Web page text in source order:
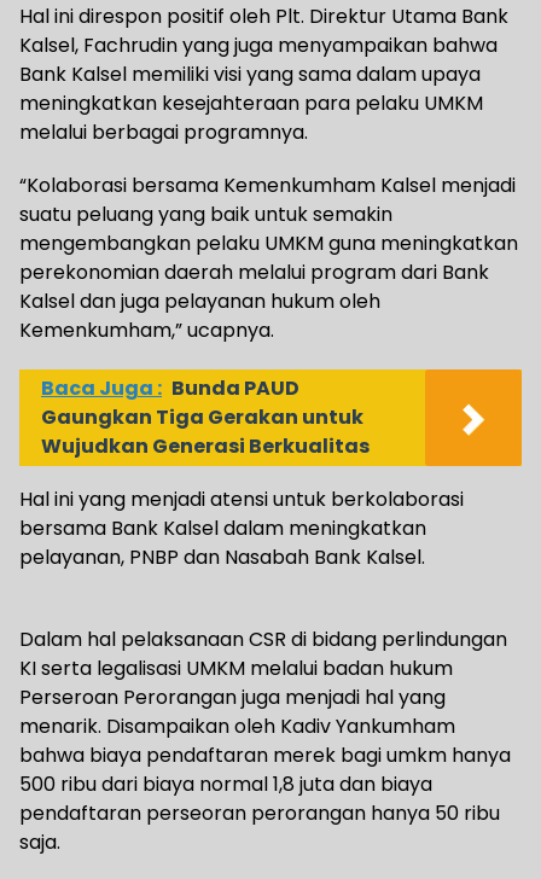
Hal ini direspon positif oleh Plt. Direktur Utama Bank
Kalsel, Fachrudin yang juga menyampaikan bahwa
Bank Kalsel memiliki visi yang sama dalam upaya
meningkatkan kesejahteraan para pelaku UMKM
melalui berbagai programnya.
“Kolaborasi bersama Kemenkumham Kalsel menjadi
suatu peluang yang baik untuk semakin
mengembangkan pelaku UMKM guna meningkatkan
perekonomian daerah melalui program dari Bank
Kalsel dan juga pelayanan hukum oleh
Kemenkumham,” ucapnya.
Baca Juga : Bunda PAUD
Gaungkan Tiga Gerakan untuk
Wujudkan Generasi Berkualitas
Hal ini yang menjadi atensi untuk berkolaborasi
bersama Bank Kalsel dalam meningkatkan
pelayanan, PNBP dan Nasabah Bank Kalsel.
Dalam hal pelaksanaan CSR di bidang perlindungan
KI serta legalisasi UMKM melalui badan hukum
Perseroan Perorangan juga menjadi hal yang
menarik. Disampaikan oleh Kadiv Yankumham
bahwa biaya pendaftaran merek bagi umkm hanya
500 ribu dari biaya normal 1,8 juta dan biaya
pendaftaran perseoran perorangan hanya 50 ribu
saja.